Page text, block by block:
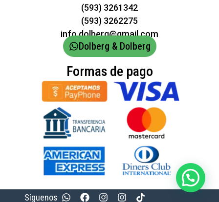
Síguenos
(593) 3261342
(593) 3262275
info.dolberg@gmail.com
Dolberg & Dolberg
Formas de pago